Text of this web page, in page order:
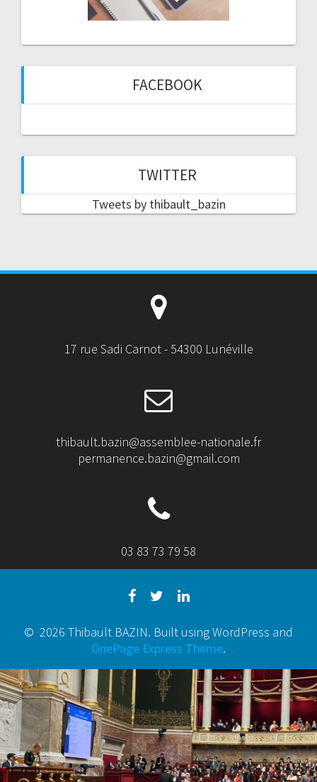
FACEBOOK
TWITTER
Tweets by thibault_bazin
17 rue Sadi Carnot - 54300 Lunéville
thibault.bazin@assemblee-nationale.fr
permanence.bazin@gmail.com
03 83 73 79 58
© 2026 Thibault BAZIN. Built using WordPress and
OnePage Express Theme.